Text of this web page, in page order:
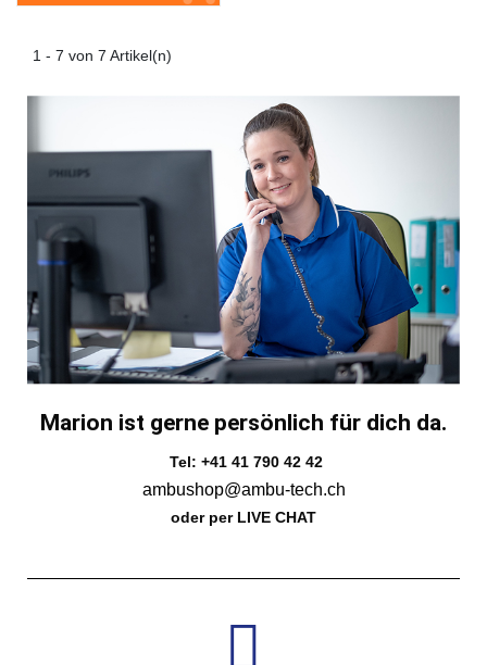
1 - 7 von 7 Artikel(n)
Marion ist gerne persönlich für dich da.
Tel: +41 41 790 42 42
ambushop@ambu-tech.ch
oder per LIVE CHAT